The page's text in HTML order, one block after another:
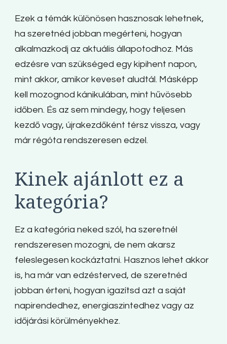
Ezek a témák különösen hasznosak lehetnek,
ha szeretnéd jobban megérteni, hogyan
alkalmazkodj az aktuális állapotodhoz. Más
edzésre van szükséged egy kipihent napon,
mint akkor, amikor keveset aludtál. Másképp
kell mozognod kánikulában, mint hűvösebb
időben. És az sem mindegy, hogy teljesen
kezdő vagy, újrakezdőként térsz vissza, vagy
már régóta rendszeresen edzel.
Kinek ajánlott ez a
kategória?
Ez a kategória neked szól, ha szeretnél
rendszeresen mozogni, de nem akarsz
feleslegesen kockáztatni. Hasznos lehet akkor
is, ha már van edzésterved, de szeretnéd
jobban érteni, hogyan igazítsd azt a saját
napirendedhez, energiaszintedhez vagy az
időjárási körülményekhez.